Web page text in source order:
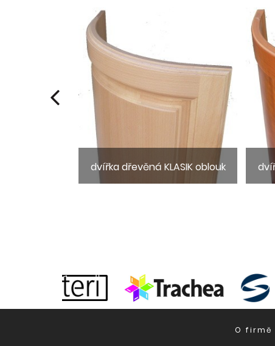
dvířka dřevěná KLASIK oblouk
O firmě